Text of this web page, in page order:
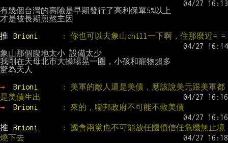
有幾個台灣的壽險是早期發行了高利保單5%以上
才是被長期煎熬主因
推
Brioni
: 你也可以去象山chill一下啊，住那麼近= =
象山那個腹地太小 設備太少
我剛在天母北市大操場晃一圈，小孩和寵物超多
驚為天人
→
Brioni
: 美軍的敵人還是美債，應該說美元跟美軍都
是美債生出
→
Brioni : 來的，聯邦政府不可能不救美債
推 Brioni
: 國會兩黨也不可能放任國債信任危機無止境
燒下去